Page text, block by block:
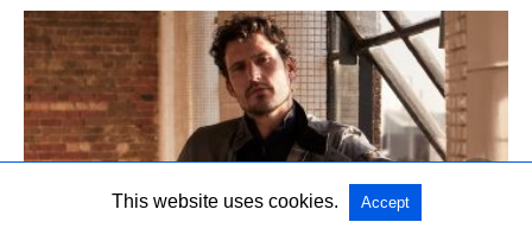
This website uses cookies. Accept